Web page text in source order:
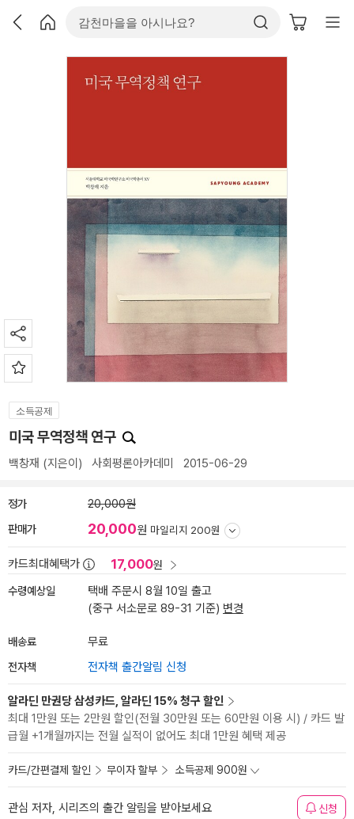
소득공제
미국 무역정책 연구
백창재 (지은이) 사회평론아카데미 2015-06-29
정가 20,000원
판매가 20,000원 마일리지 200원
카드최대혜택가 17,000원
수령예상일
택배 주문시 8월 10일 출고
(중구 서소문로 89-31 기준) 변경
배송료 무료
전자책 전자책 출간알림 신청
알라딘 만권당 삼성카드, 알라딘 15% 청구 할인
최대 1만원 또는 2만원 할인(전월 30만원 또는 60만원 이용 시) / 카드 발
급월 +1개월까지는 전월 실적이 없어도 최대 1만원 혜택 제공
카드/간편결제 할인 무이자 할부 소득공제 900원
관심 저자, 시리즈의 출간 알림을 받아보세요 신청